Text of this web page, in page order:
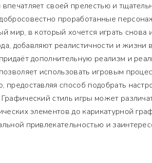
своей прелестью и
проработанные
мир, в который хочется играть
добавляют реалистичности и жизни
дополнительную реализм и
использовать игровым
предоставляя способ подобрать
стиль игры может
элементов до карикатурной
привлекательностью и